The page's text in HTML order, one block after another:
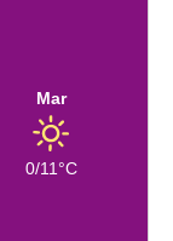
Mar
0/11°C